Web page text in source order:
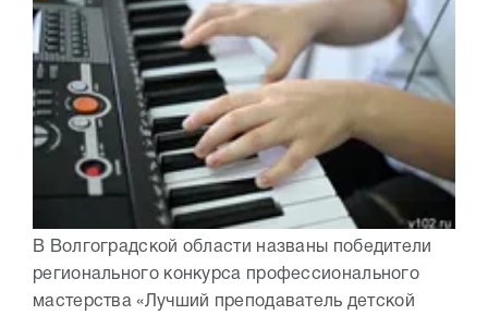
В Волгоградской области названы победители
регионального конкурса профессионального
мастерства «Лучший преподаватель детской